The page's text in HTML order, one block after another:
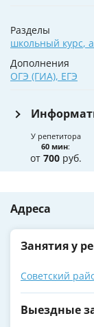
Разделы
школьный курс,
Дополнения
ОГЭ (ГИА), ЕГЭ
У репетитора
60 мин:
от 700руб.
Адреса
Занятия у
Советский
Выездные